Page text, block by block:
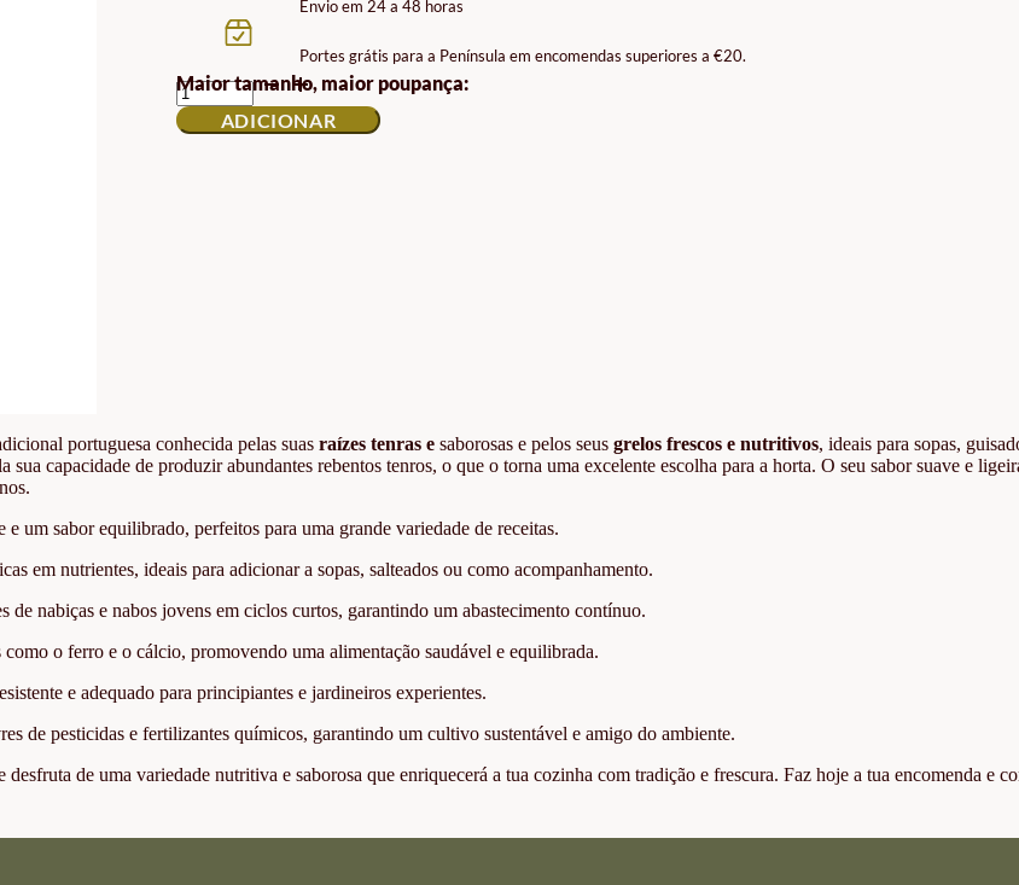
Envio em 24 a 48 horas
Portes grátis para a Península em encomendas superiores a €20.
Maior tamanho, maior poupança:
QUANTIDADE
DE
SENHORA
CONCEIÇÃO
ADICIONAR
portuguesa conhecida pelas suasraízes tenras e saborosas e pelos seusgrelos frescos e nutritivos, ideais para sopas,
sua capacidade de produzir abundantes rebentos tenros, o que o torna uma excelente escolha para a horta. O seu sabor suave e
e um sabor equilibrado, perfeitos para uma grande variedade de receitas.
em nutrientes, ideais para adicionar a sopas, salteados ou como acompanhamento.
de nabiças e nabos jovens em ciclos curtos, garantindo um abastecimento contínuo.
o ferro e o cálcio, promovendo uma alimentação saudável e equilibrada.
e adequado para principiantes e jardineiros experientes.
de pesticidas e fertilizantes químicos, garantindo um cultivo sustentável e amigo do ambiente.
desfruta de uma variedade nutritiva e saborosa que enriquecerá a tua cozinha com tradição e frescura. Faz hoje a tua encomenda e